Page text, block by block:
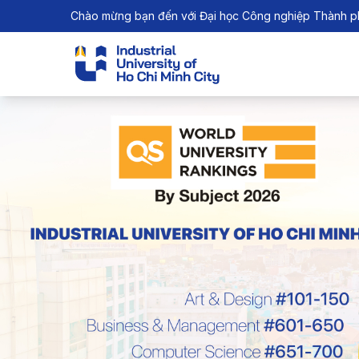
Chào mừng bạn đến với Đại học Công nghiệp Thành